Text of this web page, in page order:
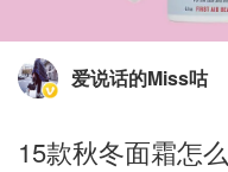
爱说话的Miss咕
15款秋冬面霜怎